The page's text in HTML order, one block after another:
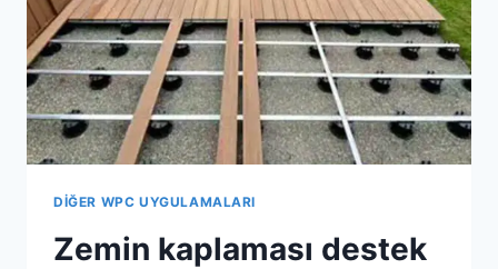
IÇIN
KULLANILABILIR
DIĞER WPC UYGULAMALARI
Zemin kaplaması destek